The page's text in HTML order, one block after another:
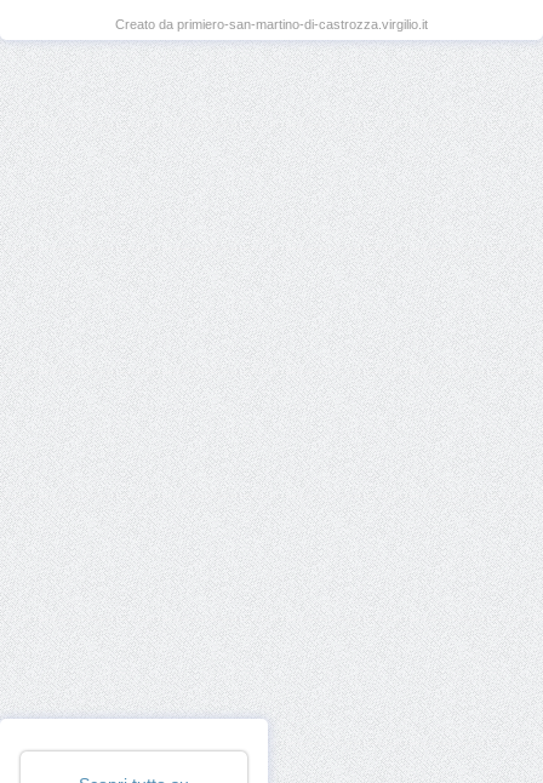
Creato da primiero-san-martino-di-castrozza.virgilio.it